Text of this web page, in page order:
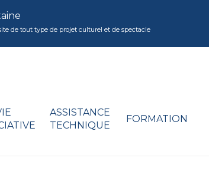
de tout type de projet culturel et de spectacle
ASSISTANCE
TECHNIQUE
FORMATION